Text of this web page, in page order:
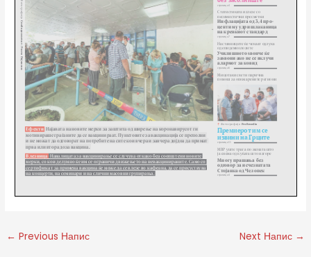
← Previous Напис Next Напис →